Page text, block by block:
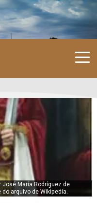
María Rodríguez de
arquivo de Wikipedia.